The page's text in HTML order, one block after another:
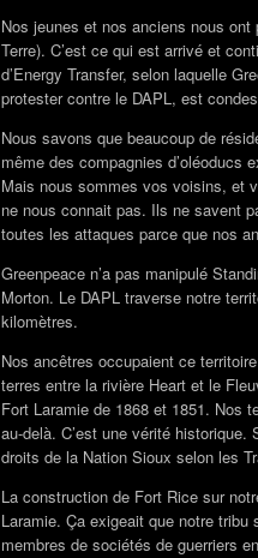
Nos jeunes et nos anciens nous
Terre). C’est ce qui est arrivé et
d’Energy Transfer, selon laquelle
protester contre le DAPL, est
Nous savons que beaucoup de
même des compagnies d’oléoducs
Mais nous sommes vos voisins, et
ne nous connait pas. Ils ne savent
toutes les attaques parce que nos
Greenpeace n’a pas manipulé
Morton. Le DAPL traverse notre
kilomètres.
Nos ancêtres occupaient ce
terres entre la rivière Heart et le
Fort Laramie de 1868 et 1851. Nos
au-delà. C’est une vérité
droits de la Nation Sioux selon les
La construction de Fort Rice sur
Laramie. Ça exigeait que notre
membres de sociétés de guerriers